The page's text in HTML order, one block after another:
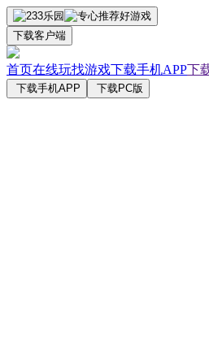
下载客户端
首页在线玩找游戏下载手机APP下
下载手机APP 下载PC版